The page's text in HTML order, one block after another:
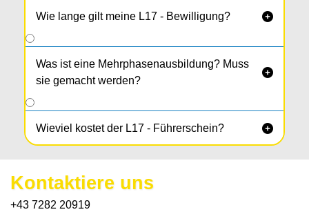
Wie lange gilt meine L17 - Bewilligung? 
Was ist eine Mehrphasenausbildung? Muss
sie gemacht werden?

Wieviel kostet der L17 - Führerschein? 
Kontaktiere uns
+43 7282 20919